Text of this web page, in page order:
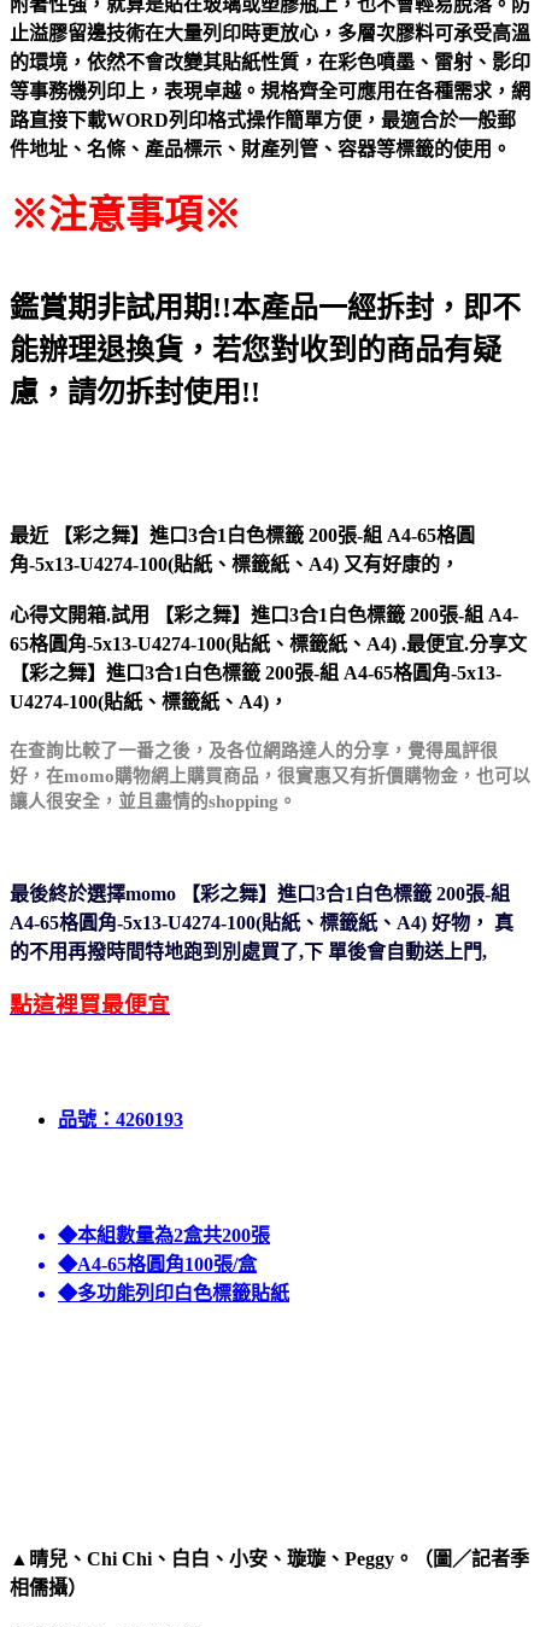
附著性強，就算是貼在玻璃或塑膠瓶上，也不會輕易脫落。防
止溢膠留邊技術在大量列印時更放心，多層次膠料可承受高溫
的環境，依然不會改變其貼紙性質，在彩色噴墨、雷射、影印
等事務機列印上，表現卓越。規格齊全可應用在各種需求，網
路直接下載WORD列印格式操作簡單方便，最適合於一般郵
件地址、名條、產品標示、財產列管、容器等標籤的使用。
※注意事項※
鑑賞期非試用期!!本產品一經拆封，即不
能辦理退換貨，若您對收到的商品有疑
慮，請勿拆封使用!!
最近 【彩之舞】進口3合1白色標籤 200張-組 A4-65格圓
角-5x13-U4274-100(貼紙、標籤紙、A4) 又有好康的，
心得文開箱.試用 【彩之舞】進口3合1白色標籤 200張-組 A4-
65格圓角-5x13-U4274-100(貼紙、標籤紙、A4) .最便宜.分享文
【彩之舞】進口3合1白色標籤 200張-組 A4-65格圓角-5x13-
U4274-100(貼紙、標籤紙、A4)，
在查詢比較了一番之後，及各位網路達人的分享， 覺得風評很
好，在momo購物網上購買商品，很實惠又有折價購物金，也可以
讓人很安全，並且盡情的shopping。
最後終於選擇momo 【彩之舞】進口3合1白色標籤 200張-組
A4-65格圓角-5x13-U4274-100(貼紙、標籤紙、A4) 好物，
真
的不用再撥時間特地跑到別處買了,下 單後會自動送上門,
點這裡買最便宜
品號：4260193
◆本組數量為2盒共200張
◆A4-65格圓角100張/盒
◆多功能列印白色標籤貼紙
▲晴兒、Chi Chi、白白、小安、璇璇、Peggy。（圖／記者季
相儒攝）